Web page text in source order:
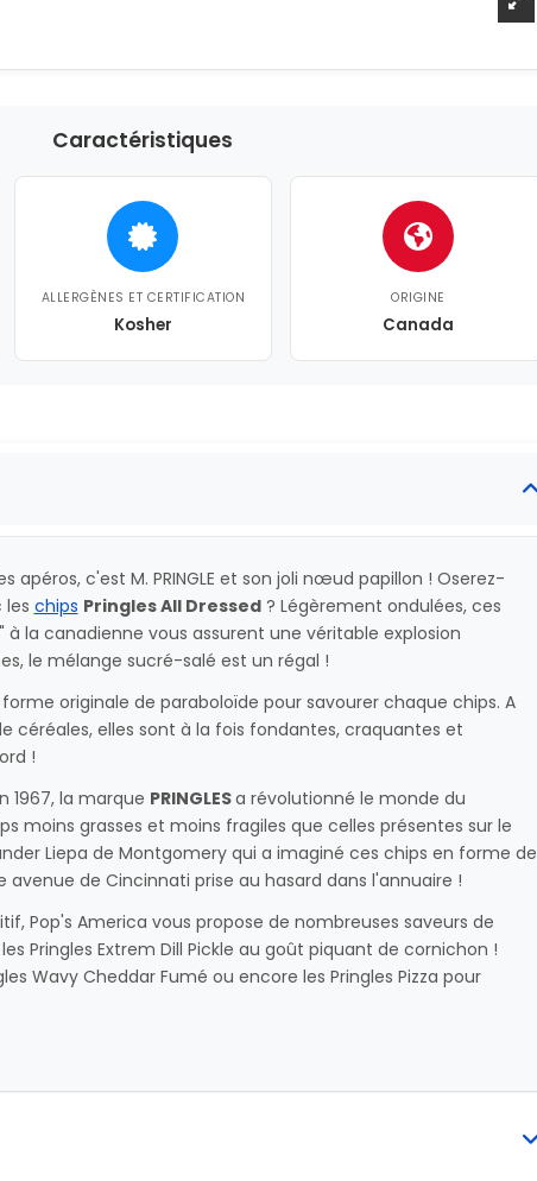
Caractéristiques
ALLERGÈNES ET CERTIFICATION
Kosher
ORIGINE
Canada
apéros, c'est M. PRINGLE et son joli nœud papillon ! Oserez-
les chips Pringles All Dressed? Légèrement ondulées, ces
à la canadienne vous assurent une véritable explosion
le mélange sucré-salé est un régal !
originale de paraboloïde pour savourer chaque chips. A
céréales, elles sont à la fois fondantes, craquantes et
!
1967, la marque PRINGLESa révolutionné le monde du
moins grasses et moins fragiles que celles présentes sur le
Liepa de Montgomery qui a imaginé ces chips en forme de
avenue de Cincinnati prise au hasard dans l'annuaire !
Pop's America vous propose de nombreuses saveurs de
Pringles Extrem Dill Pickle au goût piquant de cornichon !
Wavy Cheddar Fumé ou encore les Pringles Pizza pour